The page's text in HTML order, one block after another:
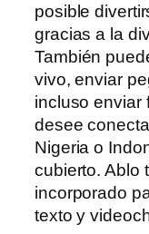
posible
gracias a la
También
vivo, enviar
incluso enviar
desee
Nigeria o
cubierto. Ablo
incorporado
texto y